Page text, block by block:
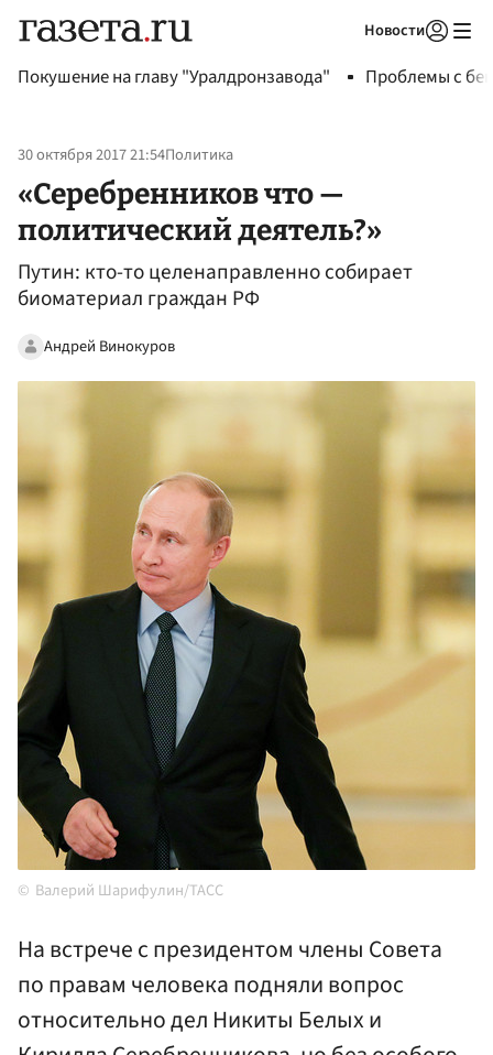
Новости
Покушение на главу "Уралдронзавода" Проблемы с
30 октября 2017 21:54Политика
«Серебренников что —
политический деятель?»
Путин: кто-то целенаправленно собирает
биоматериал граждан РФ
Андрей Винокуров
Валерий Шарифулин/ТАСС
На встрече с президентом члены Совета
по правам человека подняли вопрос
относительно дел Никиты Белых и